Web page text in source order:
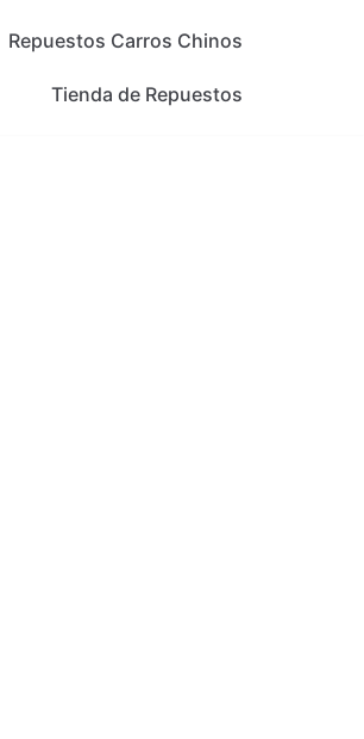
Repuestos Carros Chinos
Tienda de Repuestos